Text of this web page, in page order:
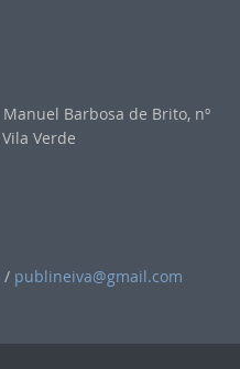
Manuel Barbosa de Brito, nº
Verde
/ publineiva@gmail.com